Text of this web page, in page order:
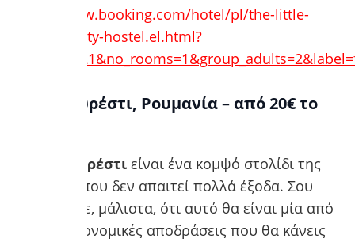
https://www.booking.com/hotel/pl/the-little-
havana-party-hostel.el.html?
6. Βουκουρέστι, Ρουμανία – από 20€ το
Βουκουρέστι είναι ένα κομψό στολίδι της
Ευρώπης, που δεν απαιτεί πολλά έξοδα. Σου
εγγυόμαστε, μάλιστα, ότι αυτό θα είναι μία από
τις πιο οικονομικές αποδράσεις που θα κάνεις